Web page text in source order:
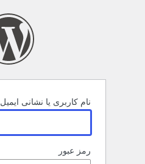
نام کاربری یا نشانی ایمیل
رمز عبور